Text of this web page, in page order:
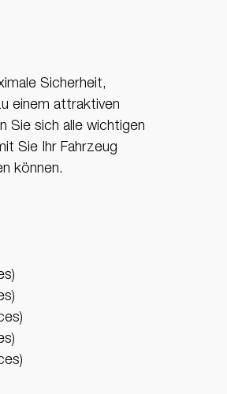
Sicherheit,
einem attraktiven
Sie sich alle wichtigen
Sie Ihr Fahrzeug
können.